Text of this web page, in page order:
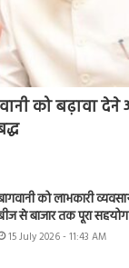
को बढ़ावा
को लाभकारी
से बाजार तक पूरा सहयोग
15 July 2026 - 11:43 AM